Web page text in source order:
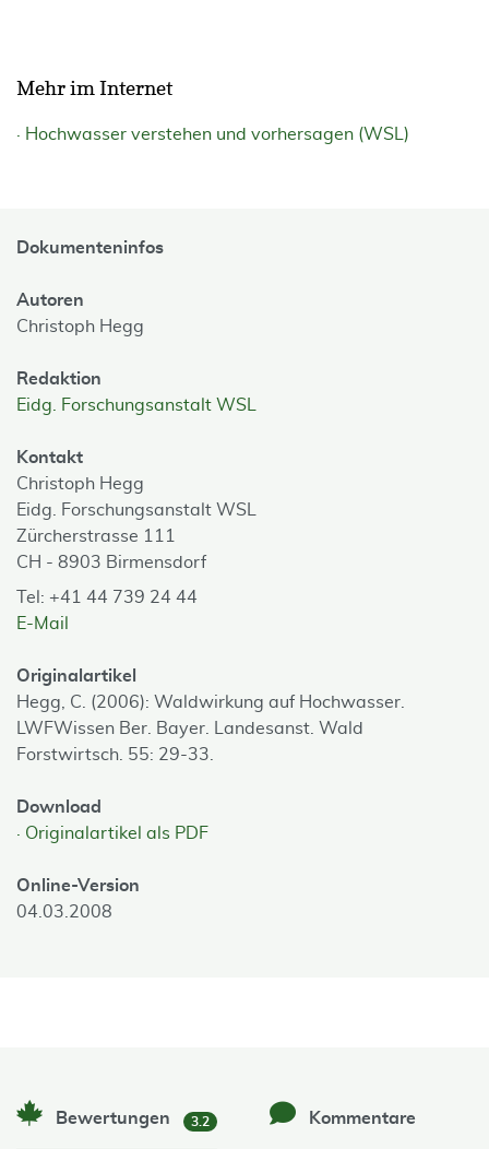
Mehr im Internet
Hochwasser verstehen und vorhersagen (WSL)
Dokumenteninfos
Autoren
Christoph Hegg
Redaktion
Eidg. Forschungsanstalt WSL
Kontakt
Christoph Hegg
Eidg. Forschungsanstalt WSL
Zürcherstrasse 111
CH - 8903 Birmensdorf
Tel: +41 44 739 24 44
E-Mail
Originalartikel
Hegg, C. (2006): Waldwirkung auf Hochwasser.
LWFWissen Ber. Bayer. Landesanst. Wald
Forstwirtsch. 55: 29-33.
Download
Originalartikel als PDF
Online-Version
04.03.2008
Bewertungen 3.2 Kommentare